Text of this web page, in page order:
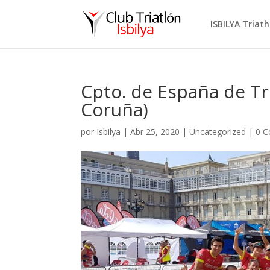
ISBILYA
Cpto. de España de
Coruña)
por Isbilya |Abr 25, 2020 |Uncategorized | 0